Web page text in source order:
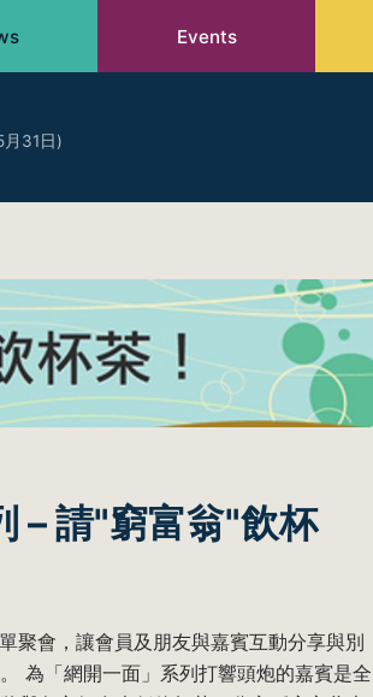
Events
31日)
– 請"窮富翁"飲杯
聚會，讓會員及朋友與嘉賓互動分享與別
為「網開一面」系列打響頭炮的嘉賓是全